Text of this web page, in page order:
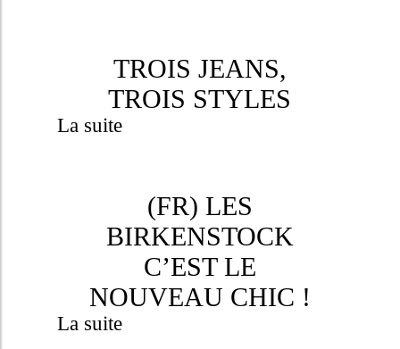
TROIS JEANS,
TROIS STYLES
La suite
(FR) LES
BIRKENSTOCK
C’EST LE
NOUVEAU CHIC !
La suite